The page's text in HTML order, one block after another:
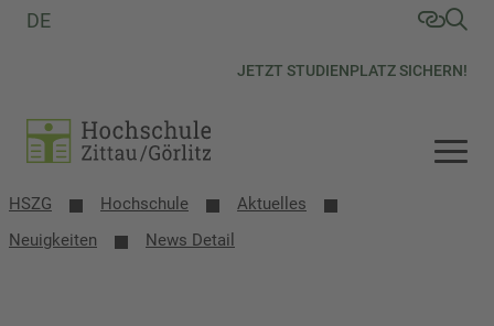
JETZT STUDIENPLATZ SICHERN!
DE
HSZG Hochschule
Aktuelles
Neuigkeiten
News Detail